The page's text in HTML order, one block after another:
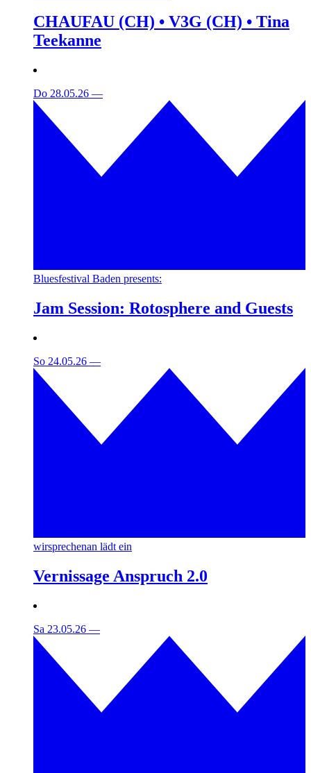
CHAUFAU (CH) • V3G (CH) • Tina
Teekanne
Do 28.05.26 —
Bluesfestival Baden presents:
Jam Session: Rotosphere and Guests
So 24.05.26 —
wirsprechenan lädt ein
Vernissage Anspruch 2.0
Sa 23.05.26 —